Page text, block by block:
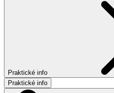
Praktické info
Praktické info